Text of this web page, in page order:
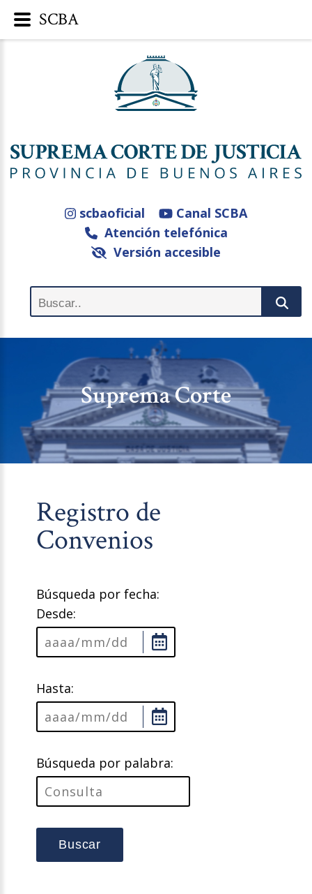
scbaoficial
Canal SCBA
Atención telefónica
Versión accesible
Suprema Corte
Registro de
Convenios
Búsqueda por fecha:
Desde:
Hasta:
Búsqueda por palabra:
Buscar
SCBA